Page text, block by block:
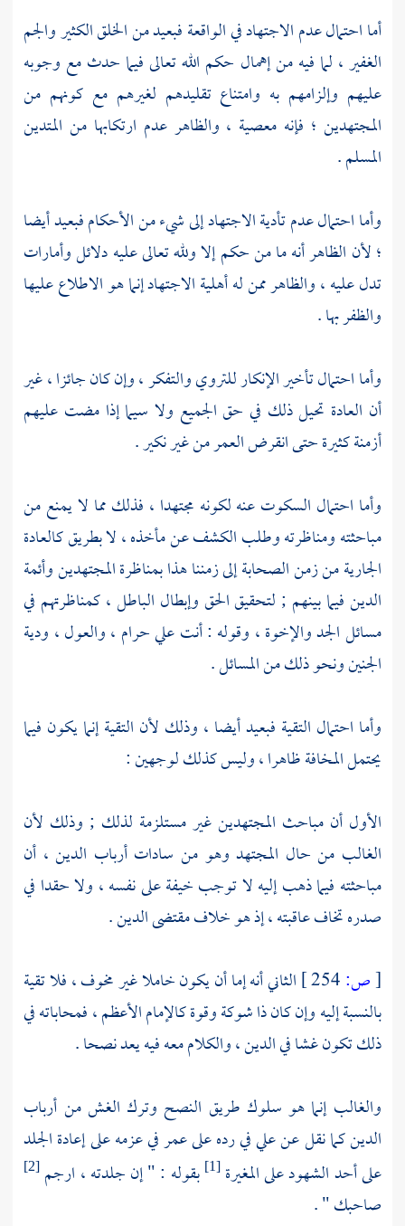
أما احتمال عدم الاجتهاد في الواقعة فبعيد من الخلق الكثير والجم
الغفير ، لما فيه من إهمال حكم الله تعالى فيما حدث مع وجوبه
عليهم وإلزامهم به وامتناع تقليدهم لغيرهم مع كونهم من
المجتهدين ؛ فإنه معصية ، والظاهر عدم ارتكابها من المتدين
المسلم .
وأما احتمال عدم تأدية الاجتهاد إلى شيء من الأحكام فبعيد أيضا
؛ لأن الظاهر أنه ما من حكم إلا ولله تعالى عليه دلائل وأمارات
تدل عليه ، والظاهر ممن له أهلية الاجتهاد إنما هو الاطلاع عليها
والظفر بها .
وأما احتمال تأخير الإنكار للتروي والتفكر ، وإن كان جائزا ، غير
أن العادة تحيل ذلك في حق الجميع ولا سيما إذا مضت عليهم
أزمنة كثيرة حتى انقرض العمر من غير نكير .
وأما احتمال السكوت عنه لكونه مجتهدا ، فذلك مما لا يمنع من
مباحثته ومناظرته وطلب الكشف عن مأخذه ، لا بطريق كالعادة
الجارية من زمن الصحابة إلى زمننا هذا بمناظرة المجتهدين وأئمة
الدين فيما بينهم ; لتحقيق الحق وإبطال الباطل ، كمناظرتهم في
مسائل الجد والإخوة ، وقوله : أنت علي حرام ، والعول ، ودية
الجنين ونحو ذلك من المسائل .
وأما احتمال التقية فبعيد أيضا ، وذلك لأن التقية إنما يكون فيما
يحتمل المخافة ظاهرا ، وليس كذلك لوجهين :
الأول أن مباحث المجتهدين غير مستلزمة لذلك ; وذلك لأن
الغالب من حال المجتهد وهو من سادات أرباب الدين ، أن
مباحثته فيما ذهب إليه لا توجب خيفة على نفسه ، ولا حقدا في
صدره تخاف عاقبته ، إذ هو خلاف مقتضى الدين .
[ص:
الثاني أنه إما أن يكون خاملا غير مخوف ، فلا تقية
بالنسبة إليه وإن كان ذا شوكة وقوة كالإمام الأعظم ، فمحاباته في
ذلك تكون غشا في الدين ، والكلام معه فيه يعد نصحا .
والغالب إنما هو سلوك طريق النصح وترك الغش من أرباب
الدين كما نقل عنعليفي رده علىعمرفي عزمه على إعادة الجلد
على أحد الشهود علىالمغيرة[1] بقوله : " إن جلدته ، ارجم [2]
صاحبك " .